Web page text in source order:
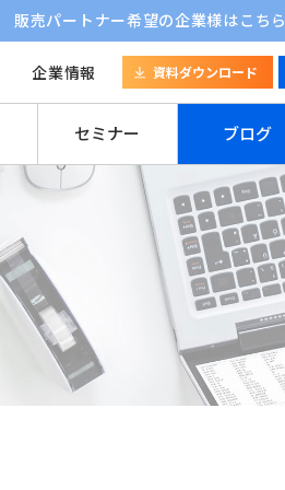
販売パートナー希望の企業様はこちら
企業情報 資料ダウンロード
セミナー ブログ